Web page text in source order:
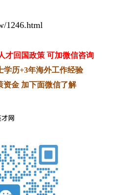
1246.html
才回国政策 可加微信咨询
学历+3年海外工作经验
资金 加下面微信了解